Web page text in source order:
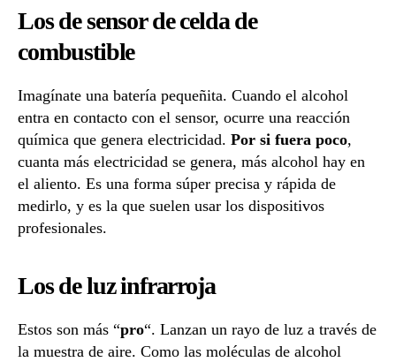
Los de sensor de celda de
combustible
Imagínate una batería pequeñita. Cuando el alcohol
entra en contacto con el sensor, ocurre una reacción
química que genera electricidad. Por si fuera poco,
cuanta más electricidad se genera, más alcohol hay en
el aliento. Es una forma súper precisa y rápida de
medirlo, y es la que suelen usar los dispositivos
profesionales.
Los de luz infrarroja
Estos son más “pro“. Lanzan un rayo de luz a través de
la muestra de aire. Como las moléculas de alcohol